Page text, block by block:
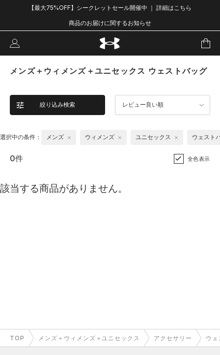
【最大75%OFF】シークレットセール開催中 ｜ 詳細はこちら
商品のお届けに関するお知らせ
メンズ＋ウィメンズ＋ユニセックス ウェストバッグ
絞り込み検索 レビュー良い順
選択中の条件： メンズ ウィメンズ ユニセックス ウェスト
0件 全色表示
該当する商品がありません。
TOP メンズ＋ウィメンズ＋ユニセックス アクセサリー ウ